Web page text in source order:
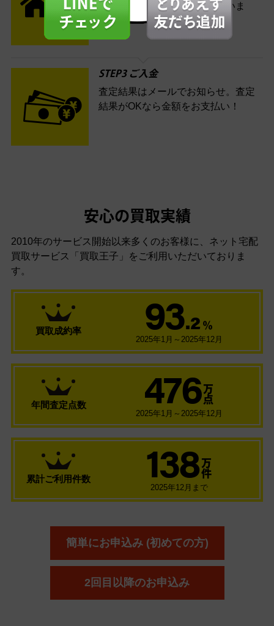
便がご自宅まで引き取りに伺いま
す。
STEP3 ご入金
査定結果はメールでお知らせ。査定
結果がOKなら金額をお支払い！
安心の買取実績
2010年のサービス開始以来多くのお客様に、 ネット宅配
買取サービス「買取王子」をご利用いただいておりま
す。
買取成約率 93.2 ％
2025年1月～2025年12月
年間査定点数 476 万
点
2025年1月～2025年12月
累計ご利用件数 138 万
件
2025年12月まで
簡単にお申込み (初めての方)
2回目以降のお申込み